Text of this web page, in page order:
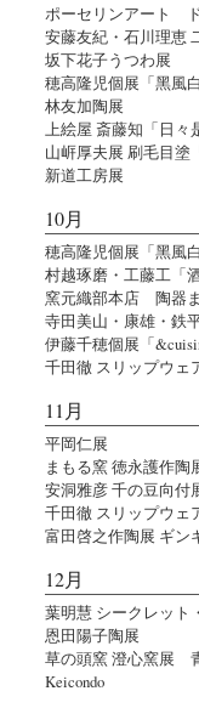
ポーセリンアート
安藤友紀・石川理恵
坂下花子うつわ展
穂高隆児個展「黑風
林友加陶展
上絵屋 斎藤知「日々
山㟁厚夫展 刷毛目塗
新道工房展
10月
穂高隆児個展「黑風
村越琢磨・工藤工「
窯元織部本店 陶器
寺田美山・康雄・鉄
伊藤千穂個展「
千田徹 スリップウェ
11月
平岡仁展
まもる窯 徳永護作陶
安洞雅彦 千の豆向付
千田徹 スリップウェ
富田啓之作陶展 ギン
12月
葉明慧 シークレット
恩田陽子陶展
草の頭窯 澄心窯展
Keicondo